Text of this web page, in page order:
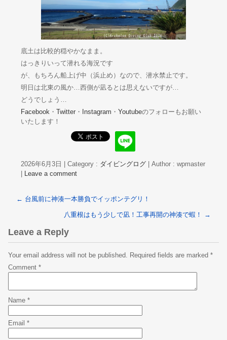
底土は比較的穏やかなまま。
はっきりいって潜れる海況です
が、もちろん船上げ中（浜止め）なので、潜水禁止です。
明日は北東の風か…西側が凪るとは思えないですが…
どうでしょう…
Facebook ・ Twitter ・ Instagram ・ Youtubeのフォローもお願い
いたします！
2026年6月3日 Category : ダイビングログ
Author : wpmaster
Leave a comment
← 台風前に神湊一本勝負でイッポンテグリ！
八重根はもう少しで凪！工事再開の神湊で蝦！ →
Leave a Reply
Your email address will not be published. Required fields are marked *
Comment *
Name *
Email *